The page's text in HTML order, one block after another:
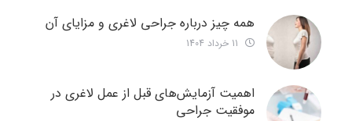
همه چیز درباره جراحی لاغری و مزایای آن
اهمیت آزمایش‌های قبل از عمل لاغری در
موفقیت جراحی